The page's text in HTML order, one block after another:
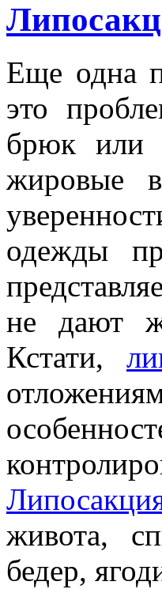
Еще одна
это
брюк или
жировые
одежды
не дают
Кстати,
живота,
бедер,